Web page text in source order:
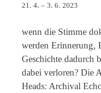
aktuelle Projekte
Anfrage
Archiv
Archivübersicht
21. 4. – 3. 6. 2023
wenn die Stimme
werden Erinnerung,
Geschichte dadurch
dabei verloren? Die
Heads: Archival